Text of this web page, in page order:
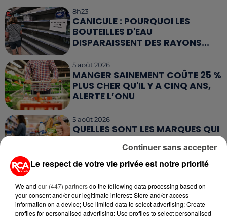
8h23
CANICULE : POURQUOI LES
BOUTEILLES D'EAU
DISPARAISSENT DES RAYONS...
5 août 2026
MANGER SAINEMENT COÛTE 25 %
PLUS CHER QU'IL Y A CINQ ANS,
ALERTE L’ONU
5 août 2026
QUELLES SONT LES MARQUES QUI
OFFRENT LE MEILLEUR RAPPORT...
MOUCHES : LES 5 RÉFLEXES À
ADOPTER POUR ÉVITER
L'INVASION CET ÉTÉ...
Le respect de votre vie privée est notre priorité
We and our (447) partnersdo the following data processing based on
your consent and/or our legitimate interest: Store and/or access
information on a device; Use limited data to select advertising; Create
profiles for personalised advertising; Use profiles to select personalised
Continuer sans accepter